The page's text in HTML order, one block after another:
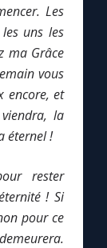
Les
uns les
ma Grâce
vous
encore, et
la
éternel !
rester
! Si
pour ce